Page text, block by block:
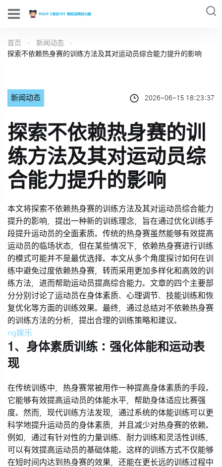
首页
新闻动态
探索不依赖热身赛的训练方法及其对运动员综合能力提升的影响
新闻动态 2026-06-15 18:23:37
探索不依赖热身赛的训
练方法及其对运动员综
合能力提升的影响
本文将探索不依赖热身赛的训练方法及其对运动员综合能力
提升的影响，提出一种新的训练理念，旨在通过优化训练手
段提升运动员的全面素质。传统的热身赛虽然能够有效提高
运动员的临场状态，但在某些情况下，依赖热身赛进行训练
的模式可能并不是最优选择。本文从多个角度探讨如何在训
练中避免过度依赖热身赛，转而采用更加多样化和高效的训
练方法，进而帮助运动员提高综合能力。文章的四个主要部
分分别讨论了运动员在身体素质、心理调节、技能训练和恢
复优化等方面的训练效果。最终，通过总结对不依赖热身赛
的训练方法的分析，提出合理的训练策略和建议。
ng娱乐
1、身体素质训练：强化体能和运动表
现
在传统训练中，热身赛常被用作一种提高身体素质的手段。
它能够有效提高运动员的体能水平，帮助身体适应比赛强
度。然而，现代训练方法发现，通过系统的体能训练可以更
科学地提升运动员的身体素质，并且减少对热身赛的依赖。
例如，通过有针对性的力量训练、耐力训练和灵活性训练，
可以有效提高运动员的基础体能。这样的训练方式不仅能够
在短时间内达到热身赛的效果，还能在更长远的训练过程中